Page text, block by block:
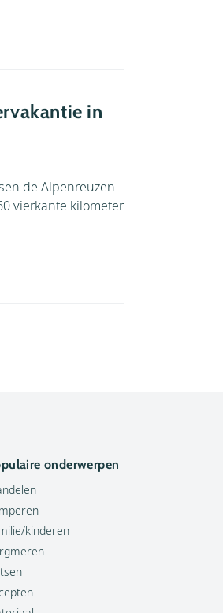
in
de Alpenreuzen
vierkante kilometer
onderwerpen
kinderen